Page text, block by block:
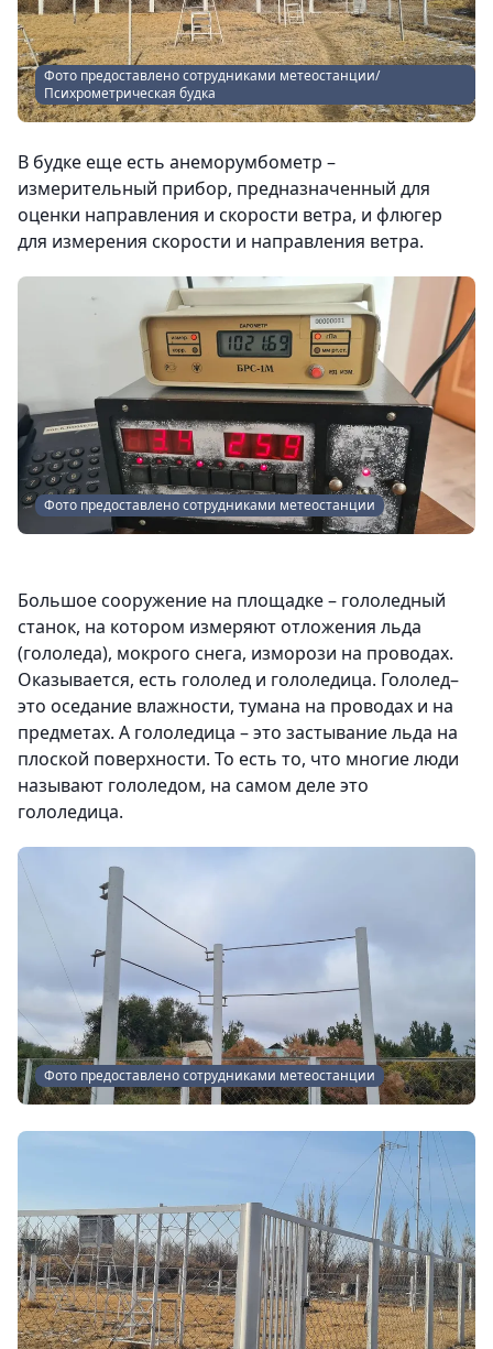
Фото предоставлено сотрудниками метеостанции/
Психрометрическая будка
В будке еще есть анеморумбометр –
измерительный прибор, предназначенный для
оценки направления и скорости ветра, и флюгер
для измерения скорости и направления ветра.
Фото предоставлено сотрудниками метеостанции
Большое сооружение на площадке – гололедный
станок, на котором измеряют отложения льда
(гололеда), мокрого снега, изморози на проводах.
Оказывается, есть гололед и гололедица. Гололед–
это оседание влажности, тумана на проводах и на
предметах. А гололедица – это застывание льда на
плоской поверхности. То есть то, что многие люди
называют гололедом, на самом деле это
гололедица.
Фото предоставлено сотрудниками метеостанции